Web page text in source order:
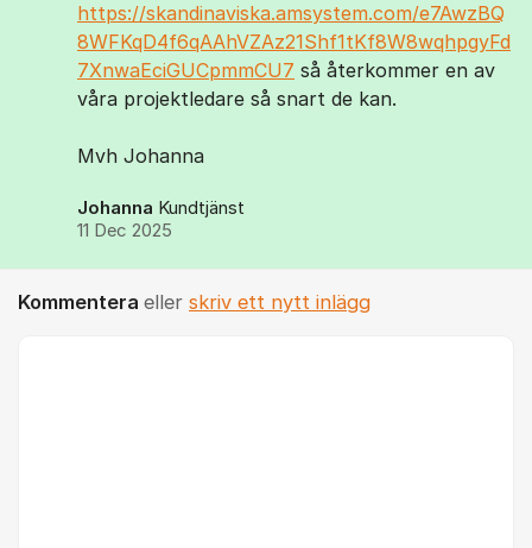
https://skandinaviska.amsystem.com/e7AwzBQ
8WFKqD4f6qAAhVZAz21Shf1tKf8W8wqhpgyFd
7XnwaEciGUCpmmCU7 så återkommer en av
våra projektledare så snart de kan.
Mvh Johanna
Johanna Kundtjänst
11 Dec 2025
Kommentera eller skriv ett nytt inlägg